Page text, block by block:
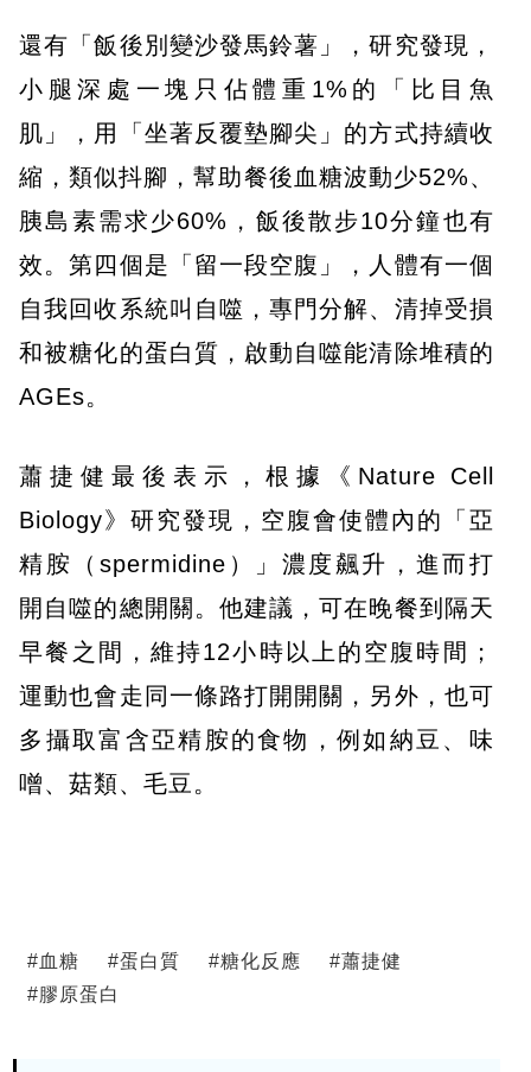
還有「飯後別變沙發馬鈴薯」，研究發現，
小腿深處一塊只佔體重1%的「比目魚
肌」，用「坐著反覆墊腳尖」的方式持續收
縮，類似抖腳，幫助餐後血糖波動少52%、
胰島素需求少60%，飯後散步10分鐘也有
效。第四個是「留一段空腹」，人體有一個
自我回收系統叫自噬，專門分解、清掉受損
和被糖化的蛋白質，啟動自噬能清除堆積的
AGEs。
蕭捷健最後表示，根據《Nature Cell
Biology》研究發現，空腹會使體內的「亞
精胺（spermidine）」濃度飆升，進而打
開自噬的總開關。他建議，可在晚餐到隔天
早餐之間，維持12小時以上的空腹時間；
運動也會走同一條路打開開關，另外，也可
多攝取富含亞精胺的食物，例如納豆、味
噌、菇類、毛豆。
#血糖 #蛋白質 #糖化反應 #蕭捷健
#膠原蛋白